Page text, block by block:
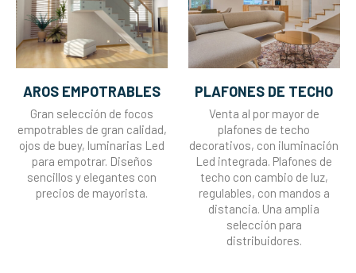
AROS EMPOTRABLES
Gran selección de focos
empotrables de gran calidad,
ojos de buey, luminarias Led
para empotrar. Diseños
sencillos y elegantes con
precios de mayorista.
PLAFONES DE TECHO
Venta al por mayor de
plafones de techo
decorativos, con iluminación
Led integrada. Plafones de
techo con cambio de luz,
regulables, con mandos a
distancia. Una amplia
selección para
distribuidores.